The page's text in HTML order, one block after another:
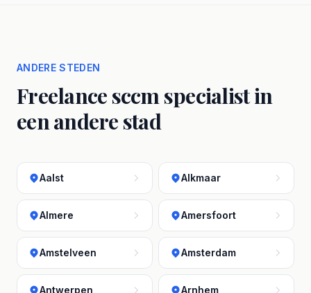
ANDERE STEDEN
Freelance sccm specialist in
een andere stad
Aalst Alkmaar
Almere Amersfoort
Amstelveen Amsterdam
Antwerpen Arnhem